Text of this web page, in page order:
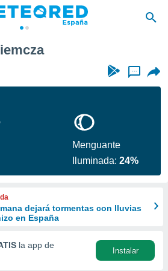
...
Menguante
Iluminada:24%
dejará tormentas con lluvias
en España
la app de
Instalar